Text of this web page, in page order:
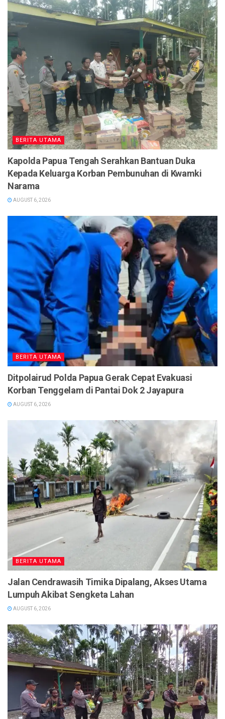
BERITA UTAMA
Kapolda Papua Tengah Serahkan Bantuan Duka
Kepada Keluarga Korban Pembunuhan di Kwamki
Narama
AUGUST 6, 2026
BERITA UTAMA
Ditpolairud Polda Papua Gerak Cepat Evakuasi
Korban Tenggelam di Pantai Dok 2 Jayapura
AUGUST 6, 2026
BERITA UTAMA
Jalan Cendrawasih Timika Dipalang, Akses Utama
Lumpuh Akibat Sengketa Lahan
AUGUST 6, 2026